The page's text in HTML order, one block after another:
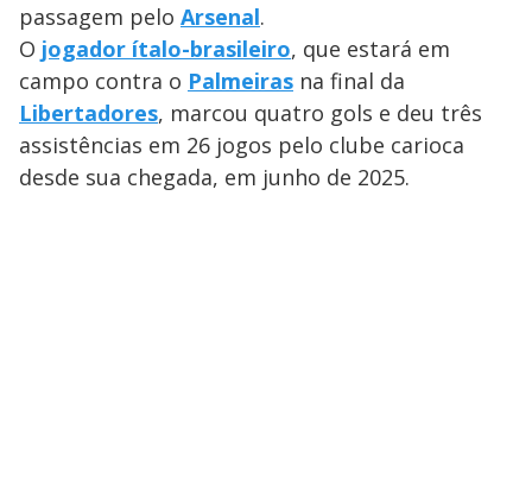
passagem pelo Arsenal.
O jogador ítalo-brasileiro, que estará em
campo contra o Palmeiras na final da
Libertadores, marcou quatro gols e deu três
assistências em 26 jogos pelo clube carioca
desde sua chegada, em junho de 2025.